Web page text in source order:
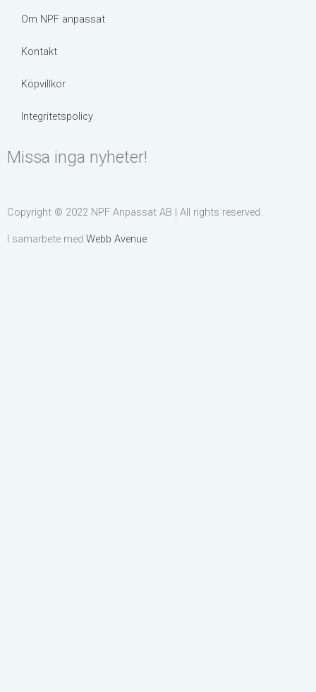
o
k
g
Om NPF anpassat
Kontakt
Köpvillkor
Integritetspolicy
Missa inga nyheter!
Copyright © 2022 NPF Anpassat AB | All rights reserved.
I samarbete med Webb Avenue